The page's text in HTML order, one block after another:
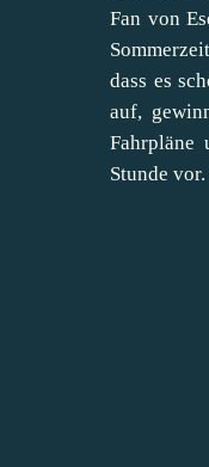
Fan von
dass es
auf,
Fahrpläne
Stunde